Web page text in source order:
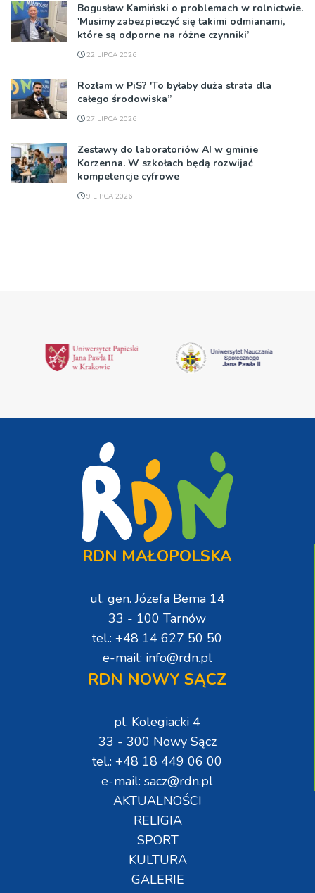
Bogusław Kamiński o problemach w rolnictwie.
'Musimy zabezpieczyć się takimi odmianami,
które są odporne na różne czynniki’
22 LIPCA 2026
Rozłam w PiS? 'To byłaby duża strata dla
całego środowiska”
27 LIPCA 2026
Zestawy do laboratoriów AI w gminie
Korzenna. W szkołach będą rozwijać
kompetencje cyfrowe
9 LIPCA 2026
RDN MAŁOPOLSKA
ul. gen. Józefa Bema 14
33 - 100 Tarnów
tel.: +48 14 627 50 50
e-mail: info@rdn.pl
RDN NOWY SĄCZ
pl. Kolegiacki 4
33 - 300 Nowy Sącz
tel.: +48 18 449 06 00
e-mail: sacz@rdn.pl
AKTUALNOŚCI
RELIGIA
SPORT
KULTURA
GALERIE